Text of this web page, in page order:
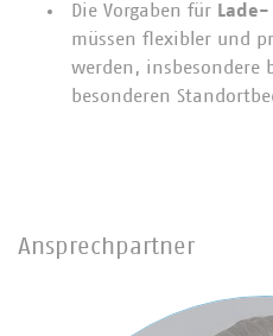
Die Vorgaben für
müssen flexibler und
werden, insbesondere
besonderen
Ansprechpartner